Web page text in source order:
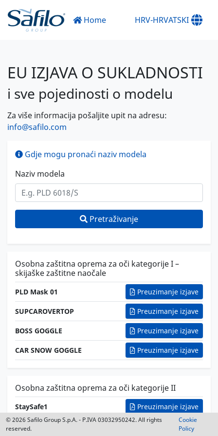
Home HRV-HRVATSKI
EU IZJAVA O SUKLADNOSTI
i sve pojedinosti o modelu
Za više informacija pošaljite upit na adresu:
info@safilo.com
Gdje mogu pronaći naziv modela
Naziv modela
Pretraživanje
Osobna zaštitna oprema za oči kategorije I –
skijaške zaštitne naočale
PLD Mask 01 Preuzimanje izjave
SUPCAROVERTOP Preuzimanje izjave
BOSS GOGGLE Preuzimanje izjave
CAR SNOW GOGGLE Preuzimanje izjave
Osobna zaštitna oprema za oči kategorije II
StaySafe1 Preuzimanje izjave
StaySafe2 Preuzimanje izjave
© 2026 Safilo Group S.p.A. - P.IVA 03032950242. All rights
reserved.
Cookie
Policy